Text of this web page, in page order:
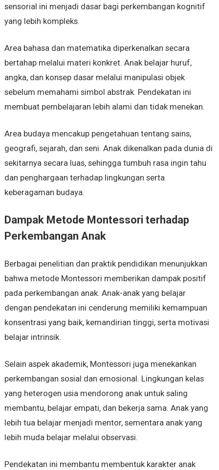
sensorial ini menjadi dasar bagi perkembangan kognitif
yang lebih kompleks.
Area bahasa dan matematika diperkenalkan secara
bertahap melalui materi konkret. Anak belajar huruf,
angka, dan konsep dasar melalui manipulasi objek
sebelum memahami simbol abstrak. Pendekatan ini
membuat pembelajaran lebih alami dan tidak menekan.
Area budaya mencakup pengetahuan tentang sains,
geografi, sejarah, dan seni. Anak dikenalkan pada dunia di
sekitarnya secara luas, sehingga tumbuh rasa ingin tahu
dan penghargaan terhadap lingkungan serta
keberagaman budaya.
Dampak Metode Montessori terhadap
Perkembangan Anak
Berbagai penelitian dan praktik pendidikan menunjukkan
bahwa metode Montessori memberikan dampak positif
pada perkembangan anak. Anak-anak yang belajar
dengan pendekatan ini cenderung memiliki kemampuan
konsentrasi yang baik, kemandirian tinggi, serta motivasi
belajar intrinsik.
Selain aspek akademik, Montessori juga menekankan
perkembangan sosial dan emosional. Lingkungan kelas
yang heterogen usia mendorong anak untuk saling
membantu, belajar empati, dan bekerja sama. Anak yang
lebih tua belajar menjadi mentor, sementara anak yang
lebih muda belajar melalui observasi.
Pendekatan ini membantu membentuk karakter anak